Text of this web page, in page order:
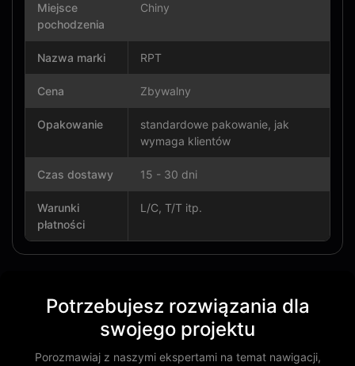
Miejsce
pochodzenia
Chiny
Nazwa marki RPT
Cena Zbywalny
Opakowanie
standardowe pakowanie, jak
wymaga klientów
Czas dostawy 15 - 30 dni
Warunki
płatności
L/C, T/T itp.
Potrzebujesz rozwiązania dla
swojego projektu
Porozmawiaj z naszymi ekspertami na temat nawigacji,